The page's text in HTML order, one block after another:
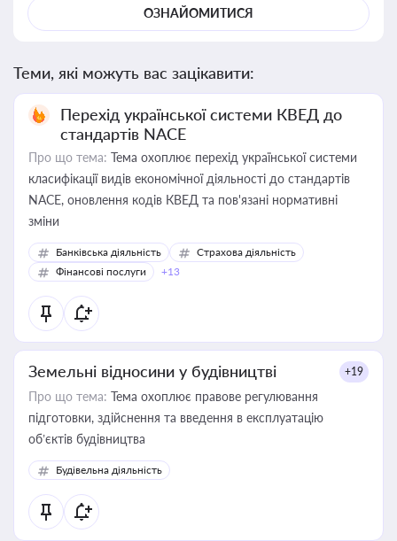
ОЗНАЙОМИТИСЯ
Теми, які можуть вас зацікавити:
Перехід української системи КВЕД до
стандартів NACE
Про що тема: Тема охоплює перехід української системи
класифікації видів економічної діяльності до стандартів
NACE, оновлення кодів КВЕД та пов'язані нормативні
зміни
Банківська діяльність
Страхова діяльність
Фінансові послуги
+13
Земельні відносини у будівництві +19
Про що тема: Тема охоплює правове регулювання
підготовки, здійснення та введення в експлуатацію
об’єктів будівництва
Будівельна діяльність